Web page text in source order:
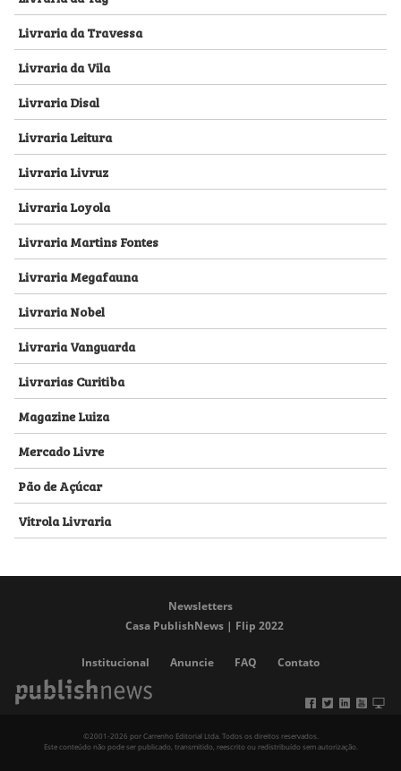
Livraria da Travessa
Livraria da Vila
Livraria Disal
Livraria Leitura
Livraria Livruz
Livraria Loyola
Livraria Martins Fontes
Livraria Megafauna
Livraria Nobel
Livraria Vanguarda
Livrarias Curitiba
Magazine Luiza
Mercado Livre
Pão de Açúcar
Vitrola Livraria
Newsletters
Casa PublishNews | Flip 2022
Institucional Anuncie FAQ Contato
©2001-2026 por Carrenho Editorial Ltda. Todos os direitos reservados.
Este conteúdo não pode ser publicado, transmitido, reescrito ou redistribuído sem autorização.